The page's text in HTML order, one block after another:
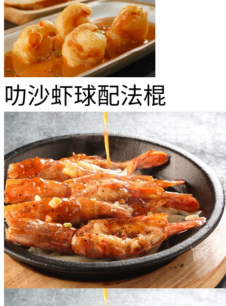
叻沙虾球配法棍